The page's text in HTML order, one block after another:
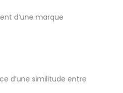
d’une marque
d’une similitude entre